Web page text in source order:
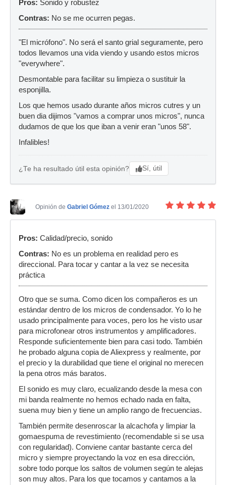
Pros: Sonido y robustez
Contras: No se me ocurren pegas.
"El micrófono". No será el santo grial seguramente, pero
todos llevamos una vida viendo y usando estos micros
"everywhere".
Desmontable para facilitar su limpieza o sustituir la
esponjilla.
Los que hemos usado durante años micros cutres y un
buen dia dijimos "vamos a comprar unos micros", nunca
dudamos de que los que iban a venir eran "unos 58".
Infalibles!
¿Te ha resultado útil esta opinión? Sí, útil
Opinión de Gabriel Gómez el 13/01/2020
Pros: Calidad/precio, sonido
Contras: No es un problema en realidad pero es
direccional. Para tocar y cantar a la vez se necesita
práctica
Otro que se suma. Como dicen los compañeros es un
estándar dentro de los micros de condensador. Yo lo he
usado principalmente para voces, pero los he visto usar
para microfonear otros instrumentos y amplificadores.
Responde suficientemente bien para casi todo. También
he probado alguna copia de Aliexpress y realmente, por
el precio y la durabilidad que tiene el original no merecen
la pena otros más baratos.
El sonido es muy claro, ecualizando desde la mesa con
mi banda realmente no hemos echado nada en falta,
suena muy bien y tiene un amplio rango de frecuencias.
También permite desenroscar la alcachofa y limpiar la
gomaespuma de revestimiento (recomendable si se usa
con regularidad). Conviene cantar bastante cerca del
micro y siempre proyectando la voz en esa dirección,
sobre todo porque los saltos de volumen según te alejas
son muy altos. Para los que tocamos y cantamos a la